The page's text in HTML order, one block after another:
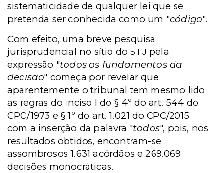
sistematicidade de qualquer lei que se
pretenda ser conhecida como um "código".
Com efeito, uma breve pesquisa
jurisprudencial no sítio do STJ pela
expressão "todos os fundamentos da
decisão" começa por revelar que
aparentemente o tribunal tem mesmo lido
as regras do inciso I do § 4º do art. 544 do
CPC/1973 e § 1º do art. 1.021 do CPC/2015
com a inserção da palavra "todos", pois, nos
resultados obtidos, encontram-se
assombrosos 1.631 acórdãos e 269.069
decisões monocráticas.